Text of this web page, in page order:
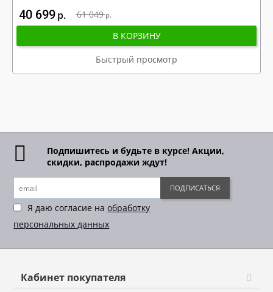
61 049 р
40 699р
В КОРЗИНУ
Быстрый просмотр
Подпишитесь и будьте в курсе! Акции,
скидки, распродажи ждут!
Я даю согласие наобработку
персональных данных
ПОДПИСАТЬСЯ
Кабинет покупателя